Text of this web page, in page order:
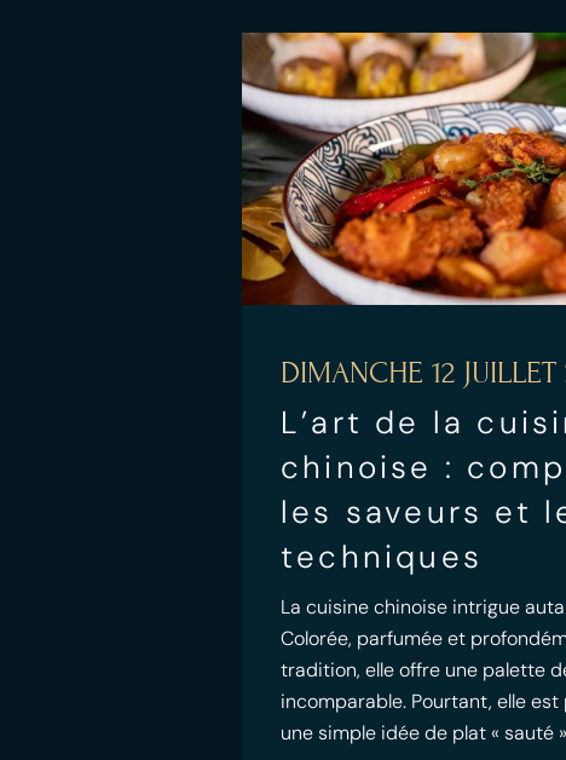
DIMANCHE 12
L’art de la
chinoise :
les saveurs et
techniques
La cuisine chinoise intrigue
Colorée, parfumée et
tradition, elle offre une palette
incomparable. Pourtant, elle
une simple idée de plat « sauté